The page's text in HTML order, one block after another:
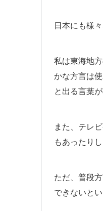
日本にも様
私は東海地
かな方言は
と出る言葉
また、テレ
もあったりし
ただ、普段
できないと